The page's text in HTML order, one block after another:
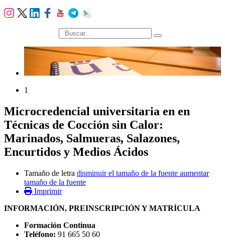
búsqueda
1
Microcredencial universitaria en en
Técnicas de Cocción sin Calor:
Marinados, Salmueras, Salazones,
Encurtidos y Medios Ácidos
Tamaño de letra disminuir el tamaño de la fuente aumentar
tamaño de la fuente
Imprimir
INFORMACIÓN, PREINSCRIPCIÓN Y MATRÍCULA
Formación Continua
Teléfono: 91 665 50 60